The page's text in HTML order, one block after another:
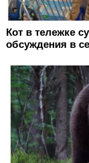
Кот в тележке
обсуждения в